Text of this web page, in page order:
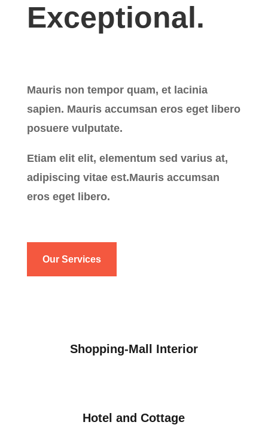
Exceptional.
Mauris non tempor quam, et lacinia
sapien. Mauris accumsan eros eget libero
posuere vulputate.
Etiam elit elit, elementum sed varius at,
adipiscing vitae est.Mauris accumsan
eros eget libero.
Our Services
Shopping-Mall Interior
Hotel and Cottage